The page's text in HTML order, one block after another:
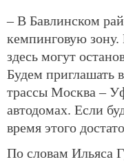
– В Бавлинском
кемпинговую зону.
здесь могут
Будем приглашать
трассы Москва –
автодомах. Если
время этого
По словам Ильяса